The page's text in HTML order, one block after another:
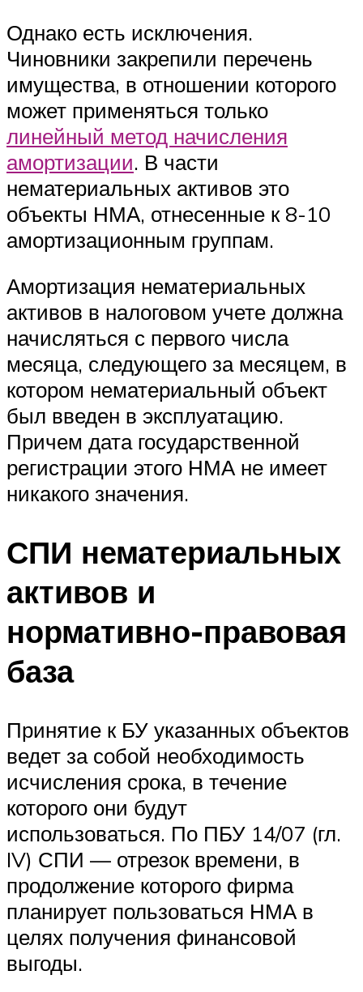
Однако есть исключения.
Чиновники закрепили перечень
имущества, в отношении которого
может применяться только
линейный метод начисления
амортизации. В части
нематериальных активов это
объекты НМА, отнесенные к 8-10
амортизационным группам.
Амортизация нематериальных
активов в налоговом учете должна
начисляться с первого числа
месяца, следующего за месяцем, в
котором нематериальный объект
был введен в эксплуатацию.
Причем дата государственной
регистрации этого НМА не имеет
никакого значения.
СПИ нематериальных
активов и
нормативно-правовая
база
Принятие к БУ указанных объектов
ведет за собой необходимость
исчисления срока, в течение
которого они будут
использоваться. По ПБУ 14/07 (гл.
IV) СПИ — отрезок времени, в
продолжение которого фирма
планирует пользоваться НМА в
целях получения финансовой
выгоды.